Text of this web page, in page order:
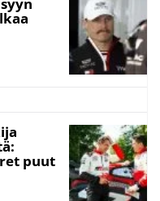
puut